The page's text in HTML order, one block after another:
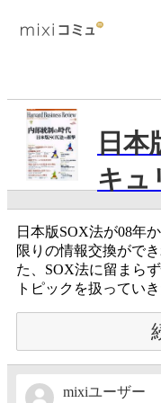
日本
キュ
日本版SOX法が08年
限りの情報交換がで
た、SOX法に留まら
トピックを扱ってい
mixiユーザー